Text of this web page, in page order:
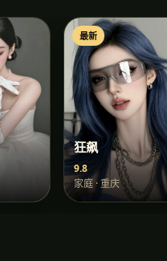
最新
狂飙
9.8
家庭 ·重庆